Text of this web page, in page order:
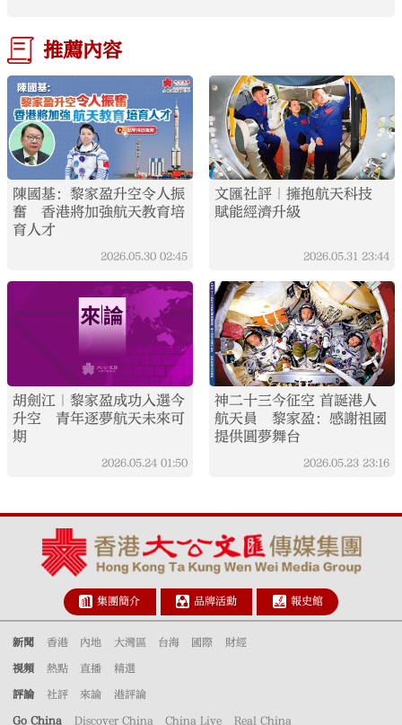
推薦內容
陳國基：黎家盈升空令人振
奮 香港將加強航天教育培
育人才
2026.05.30 02:45
文匯社評｜擁抱航天科技
賦能經濟升級
2026.05.31 23:44
胡劍江｜黎家盈成功入選今
升空 青年逐夢航天未來可
期
2026.05.24 01:50
神二十三今征空 首誕港人
航天員 黎家盈：感謝祖國
提供圓夢舞台
2026.05.23 23:16
集團簡介 品牌活動 報史館
新聞 香港 內地 大灣區 台海 國際 財經
視頻 熱點 直播 精選
評論 社評 來論 港評論
Go China Discover China China Live Real China